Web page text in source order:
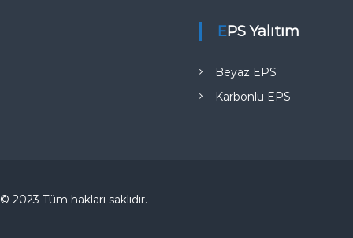
EPS Yalıtım
Beyaz EPS
Karbonlu EPS
© 2023 Tüm hakları saklıdır.